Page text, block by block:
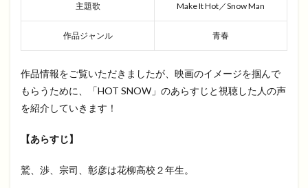
主題歌 Make It Hot／Snow Man
作品ジャンル 青春
作品情報をご覧いただきましたが、映画のイメージを掴んで
もらうために、「HOT SNOW」のあらすじと視聴した人の声
を紹介していきます！
【あらすじ】
鷲、渉、宗司、彰彦は花柳高校２年生。